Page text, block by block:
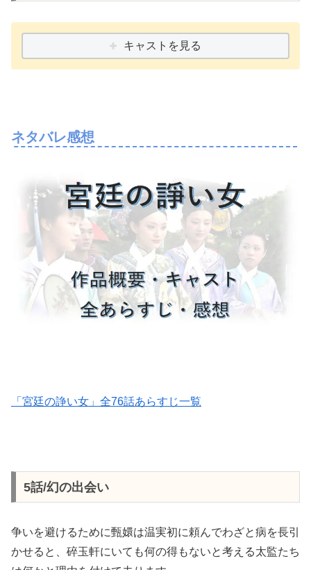
キャストを見る
ネタバレ感想
「宮廷の諍い女」全76話あらすじ一覧
5話/幻の出会い
争いを避けるために甄嬛は温実初に頼んでわざと病を長引
かせると、碎玉軒にいても何の得もないと考える太監たち